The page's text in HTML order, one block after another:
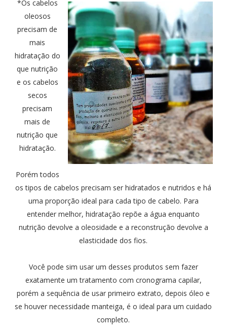
*Os cabelos
oleosos
precisam de
mais
hidratação do
que nutrição
e os cabelos
secos
precisam
mais de
nutrição que
hidratação.
Porém todos
os tipos de cabelos precisam ser hidratados e nutridos e há
uma proporção ideal para cada tipo de cabelo. Para
entender melhor, hidratação repõe a água enquanto
nutrição devolve a oleosidade e a reconstrução devolve a
elasticidade dos fios.
Você pode sim usar um desses produtos sem fazer
exatamente um tratamento com cronograma capilar,
porém a sequência de usar primeiro extrato, depois óleo e
se houver necessidade manteiga, é o ideal para um cuidado
completo.